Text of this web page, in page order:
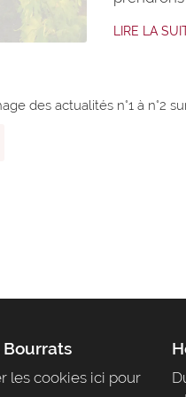
LIRE LA
des actualités n°1 à n°2
Bourrats
les cookies ici pour